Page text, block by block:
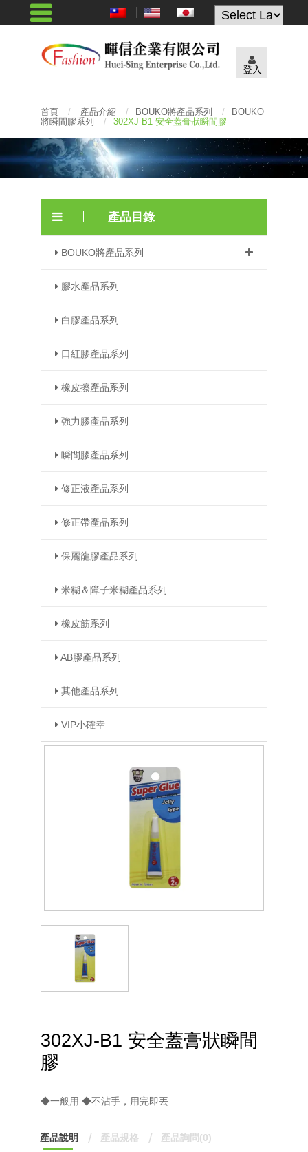
Powered by
登入
首頁 / 產品介紹 / BOUKO將產品系列 /
BOUKO
將瞬間膠系列
/ 302XJ-B1 安全蓋膏狀瞬間膠
產品目錄
BOUKO將產品系列
膠水產品系列
白膠產品系列
口紅膠產品系列
橡皮擦產品系列
強力膠產品系列
瞬間膠產品系列
修正液產品系列
修正帶產品系列
保麗龍膠產品系列
米糊＆障子米糊產品系列
橡皮筋系列
AB膠產品系列
其他產品系列
VIP小確幸
302XJ-B1 安全蓋膏狀瞬間
膠
◆一般用 ◆不沾手，用完即丟
產品說明 產品規格 產品詢問(0)